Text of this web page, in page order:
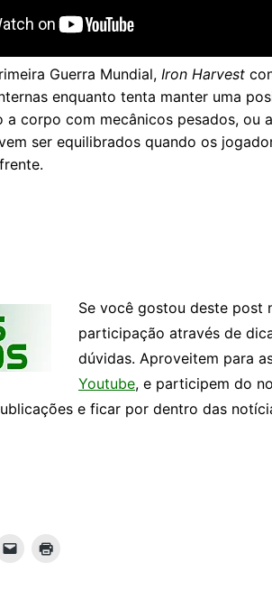
Guerra Mundial, Iron Harvest
enquanto tenta manter uma
corpo com mecânicos pesados, ou
ser equilibrados quando os
Se você gostou deste post
participação através de
dúvidas. Aproveitem para
Youtube, e participem do
e ficar por dentro das